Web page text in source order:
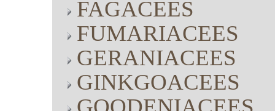
FAGACEES
FUMARIACEES
GERANIACEES
GINKGOACEES